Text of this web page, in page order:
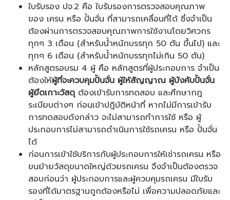
ใบรับรอง ปจ.2 คือ ใบรับรองการตรวจสอบคุณภาพ
ของ เครน หรือ ปั้นจั่น ที่สามารถเคลื่อนที่ได้ ซึ่งจำเป็น
ต้องผ่านการตรวจสอบคุณภาพการใช้งานโดยวิศวกร
ทุกๆ 3 เดือน (สำหรับน้ำหนักบรรทุก 50 ตัน ขึ้นไป) และ
ทุกๆ 6 เดือน (สำหรับน้ำหนักบรรทุกไม่เกิน 50 ตัน)
หลักสูตรอบรม 4 ผู้ คือ หลักสูตรที่ผู้ประกอบการ จำเป็น
ต้องให้ผู้ที่จะควบคุมปั้นจั่น ผู้ให้สัญญาณ ผู้บังคับปั้นจั่น
ผู้ยึดเกาะวัสดุ ต้องเข้ารับการทดสอบ และศึกษากฎ
ระเบียบต่างๆ ก่อนเข้าปฎิบัติหน้าที่ หากไม่มีการเข้ารับ
การทดสอบดังกล่าว จะไม่สามารถทำการใช้ หรือ ผู้
ประกอบการไม่สามารถดำเนินการใช้รถเครน หรือ ปั้นจั่น
ได้
ก่อนการเข้าใช้บริการกับผู้ประกอบการให้เช่ารถเครน หรือ
ขนย้ายวัสดุขนาดใหญ่ด้วยรถเครน จึงจำเป็นต้องตรวจ
สอบก่อนว่า ผู้ประกอบการและผู้ควบคุมรถเครน มีใบรับ
รองที่ได้มาตรฐานถูกต้องหรือไม่ เพื่อความปลอดภัยและ